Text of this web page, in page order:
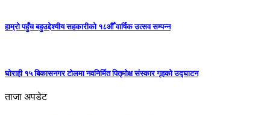
हाम्रो पहुँच बहुउद्देश्यीय सहकारीको १८औँ वार्षिक उत्सव सम्पन्न
घोराही १५ बिकासनगर टोलमा नवनिर्मित पितृमोक्ष संस्कार गृहको उद्घाटन
ताजा अपडेट